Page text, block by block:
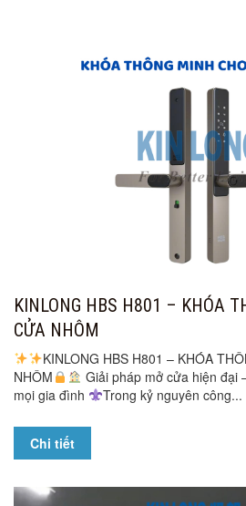
KINLONG HBS H801 – KHÓA
CỬA NHÔM
KINLONG HBS H801 – KHÓA
NHÔM
Giải pháp mở cửa hiện đại
mọi gia đình
Trong kỷ nguyên công...
Chi tiết